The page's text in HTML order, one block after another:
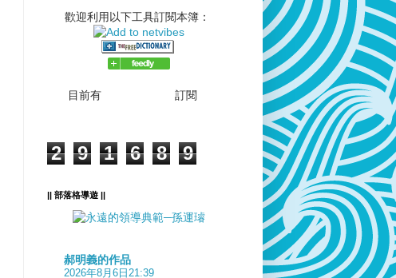
歡迎利用以下工具訂閱本簿：
目前有 訂閱
2 9 1 6 8 9
|| 部落格導遊 ||
郝明義的作品
2026年8月6日21:39